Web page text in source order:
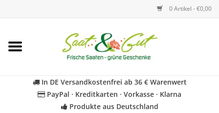
0 Artikel - €0,00
Startseite
In DE Versandkostenfrei ab 36 € Warenwert
PayPal · Kreditkarten · Vorkasse · Klarna
Produkte aus Deutschland